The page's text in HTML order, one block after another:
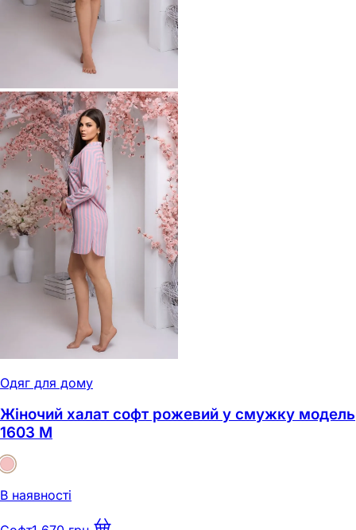
Одяг для дому
Жіночий халат софт рожевий у смужку модель
1603 M
В наявності